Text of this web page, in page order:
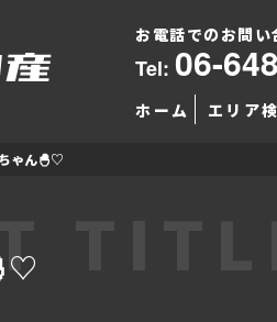
お電話でのお問
Tel: 06-
ホーム エリア
ゃん🐣♡
TITLE